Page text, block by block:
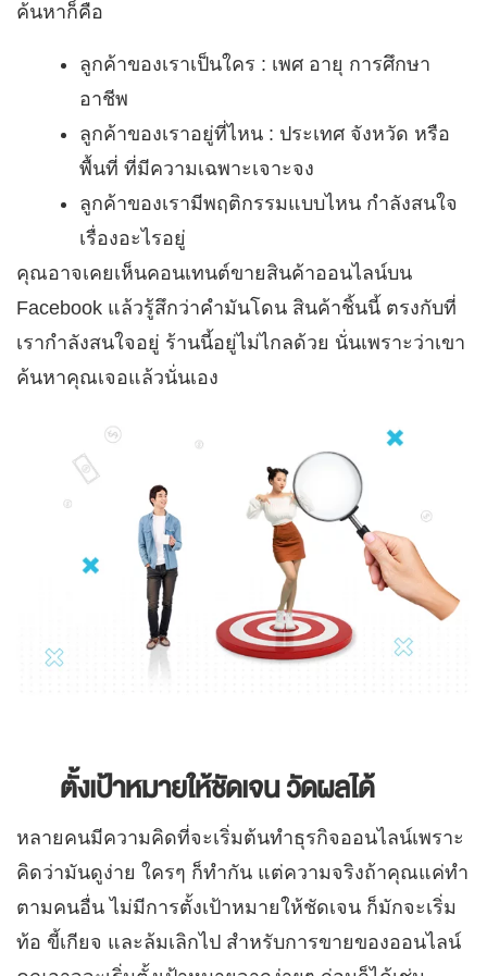
ค้นหาก็คือ
ลูกค้าของเราเป็นใคร : เพศ อายุ การศึกษา
อาชีพ
ลูกค้าของเราอยู่ที่ไหน : ประเทศ จังหวัด หรือ
พื้นที่ ที่มีความเฉพาะเจาะจง
ลูกค้าของเรามีพฤติกรรมแบบไหน กำลังสนใจ
เรื่องอะไรอยู่
คุณอาจเคยเห็นคอนเทนต์ขายสินค้าออนไลน์บน
Facebook แล้วรู้สึกว่าคำมันโดน สินค้าชิ้นนี้ ตรงกับที่
เรากำลังสนใจอยู่ ร้านนี้อยู่ไม่ไกลด้วย นั่นเพราะว่าเขา
ค้นหาคุณเจอแล้วนั่นเอง
ตั้งเป้าหมายให้ชัดเจน วัดผลได้
หลายคนมีความคิดที่จะเริ่มต้นทำธุรกิจออนไลน์เพราะ
คิดว่ามันดูง่าย ใครๆ ก็ทำกัน แต่ความจริงถ้าคุณแค่ทำ
ตามคนอื่น ไม่มีการตั้งเป้าหมายให้ชัดเจน ก็มักจะเริ่ม
ท้อ ขี้เกียจ และล้มเลิกไป สำหรับการขายของออนไลน์